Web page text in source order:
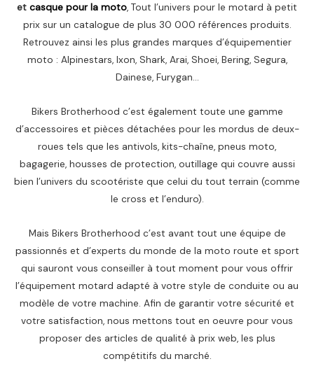
et casque pour la moto, Tout l’univers pour le motard à petit
prix sur un catalogue de plus 30 000 références produits.
Retrouvez ainsi les plus grandes marques d’équipementier
moto : Alpinestars, Ixon, Shark, Arai, Shoei, Bering, Segura,
Dainese, Furygan…
Bikers Brotherhood c’est également toute une gamme
d’accessoires et pièces détachées pour les mordus de deux-
roues tels que les antivols, kits-chaîne, pneus moto,
bagagerie, housses de protection, outillage qui couvre aussi
bien l’univers du scootériste que celui du tout terrain (comme
le cross et l’enduro).
Mais Bikers Brotherhood c’est avant tout une équipe de
passionnés et d’experts du monde de la moto route et sport
qui sauront vous conseiller à tout moment pour vous offrir
l’équipement motard adapté à votre style de conduite ou au
modèle de votre machine. Afin de garantir votre sécurité et
votre satisfaction, nous mettons tout en oeuvre pour vous
proposer des articles de qualité à prix web, les plus
compétitifs du marché.